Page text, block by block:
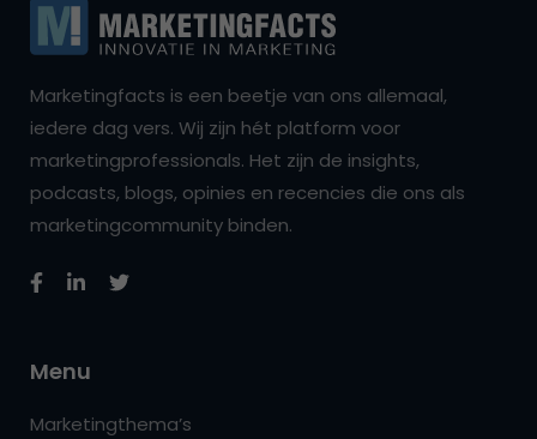
Marketingfacts is een beetje van ons allemaal,
iedere dag vers. Wij zijn hét platform voor
marketingprofessionals. Het zijn de insights,
podcasts, blogs, opinies en recencies die ons als
marketingcommunity binden.
Menu
Marketingthema’s